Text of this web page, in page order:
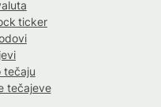
ticker
tečaju
tečajeve